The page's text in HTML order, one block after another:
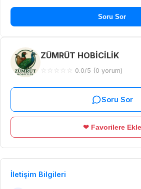
Soru Sor
ZÜMRÜT HOBİCİLİK
☆ ☆ ☆ ☆ ☆ 0.0/5 (0 yorum)
Soru Sor
❤ Favorilere Ekle
İletişim Bilgileri